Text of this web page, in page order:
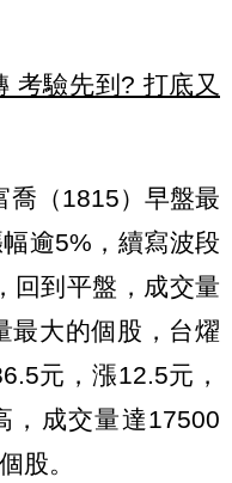
考驗先到? 打底又
喬（1815）早盤最
逾5%，續寫波段
回到平盤，成交量
最大的個股，台燿
元，漲12.5元，
，成交量達17500
股。